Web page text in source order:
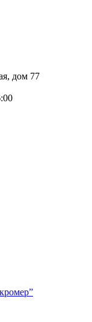
дом 77